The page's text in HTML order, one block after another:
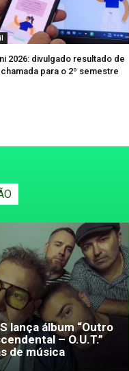
2026: divulgado resultado de
chamada para o 2º semestre
lança álbum “Outro
– O.U.T.”
de música